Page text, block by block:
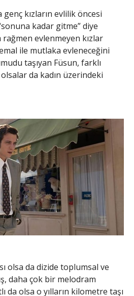
kızların evlilik öncesi
kadar gitme” diye
evlenmeyen kızlar
ile mutlaka evleneceğini
taşıyan Füsun, farklı
da kadın üzerindeki
olsa da dizide toplumsal ve
daha çok bir melodram
da olsa o yılların kilometre taşı